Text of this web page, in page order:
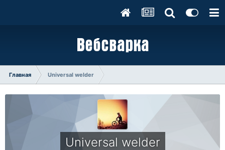
Главная Universal welder
Universal welder